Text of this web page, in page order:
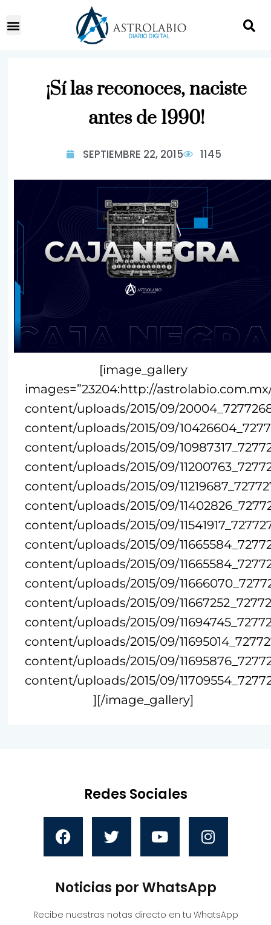
¡Sí las reconoces, naciste
antes de 1990!
SEPTIEMBRE 22, 2015 1145
[image_gallery
images=”23204:http://
content/uploads/2015/09/
content/uploads/2015/09/
content/uploads/2015/09/
content/uploads/2015/09/
content/uploads/2015/09/
content/uploads/2015/09/
content/uploads/2015/09/
content/uploads/2015/09/
content/uploads/2015/09/
content/uploads/2015/09/
content/uploads/2015/09/
content/uploads/2015/09/
content/uploads/2015/09/
content/uploads/2015/09/
content/uploads/2015/09/
][/image_gallery]
Redes Sociales
Noticias por WhatsApp
Recibe nuestras notas directo en tu WhatsApp